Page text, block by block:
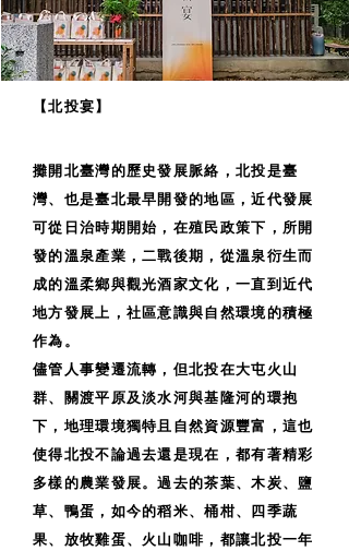
【北投宴】
攤開北臺灣的歷史發展脈絡，北投是臺
灣、也是臺北最早開發的地區，近代發展
可從日治時期開始，在殖民政策下，所開
發的溫泉產業，二戰後期，從溫泉衍生而
成的溫柔鄉與觀光酒家文化，一直到近代
地方發展上，社區意識與自然環境的積極
作為。
儘管人事變遷流轉，但北投在大屯火山
群、關渡平原及淡水河與基隆河的環抱
下，地理環境獨特且自然資源豐富，這也
使得北投不論過去還是現在，都有著精彩
多樣的農業發展。過去的茶葉、木炭、鹽
草、鴨蛋，如今的稻米、桶柑、四季蔬
果、放牧雞蛋、火山咖啡，都讓北投一年